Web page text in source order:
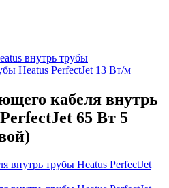
внутрь трубы
Heatus PerfectJet 13 Вт/м
кабеля внутрь
65 Вт 5